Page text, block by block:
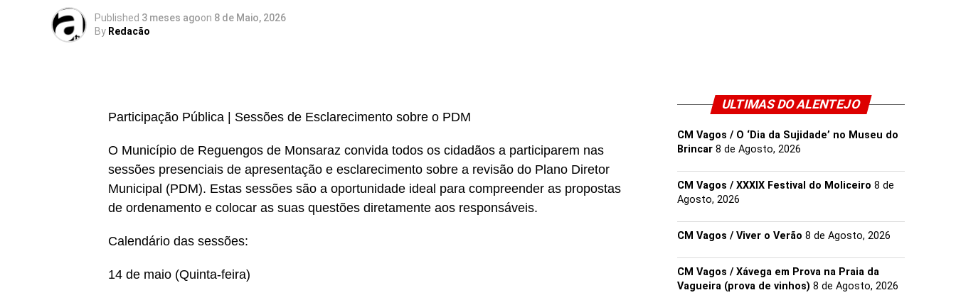
Published 3 meses agoon 8 de Maio, 2026
By Redacão
Participação Pública | Sessões de Esclarecimento sobre o PDM
O Município de Reguengos de Monsaraz convida todos os cidadãos a participarem nas
sessões presenciais de apresentação e esclarecimento sobre a revisão do Plano Diretor
Municipal (PDM). Estas sessões são a oportunidade ideal para compreender as propostas
de ordenamento e colocar as suas questões diretamente aos responsáveis.
Calendário das sessões:
14 de maio (Quinta-feira)
ULTIMAS DO ALENTEJO
CM Vagos / O ‘Dia da Sujidade’ no Museu do
Brincar 8 de Agosto, 2026
CM Vagos / XXXIX Festival do Moliceiro 8 de
Agosto, 2026
CM Vagos / Viver o Verão 8 de Agosto, 2026
CM Vagos / Xávega em Prova na Praia da
Vagueira (prova de vinhos) 8 de Agosto, 2026